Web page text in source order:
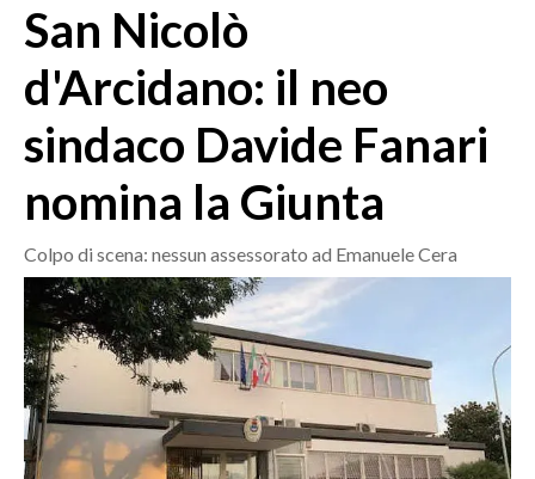
SASSARI E PROVINCIA
GALLURA
OGLIASTRA
ITALIA
MONDO
POLITICA
ECONOMIA
San Nicolò
d'Arcidano: il neo
sindaco Davide Fanari
nomina la Giunta
Colpo di scena: nessun assessorato ad Emanuele Cera